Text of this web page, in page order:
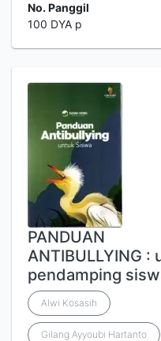
No. Panggil
100 DYA p
PANDUAN
ANTIBULLYING :
pendamping
Alwi Kosasih
Gilang Ayyoubi Hartanto